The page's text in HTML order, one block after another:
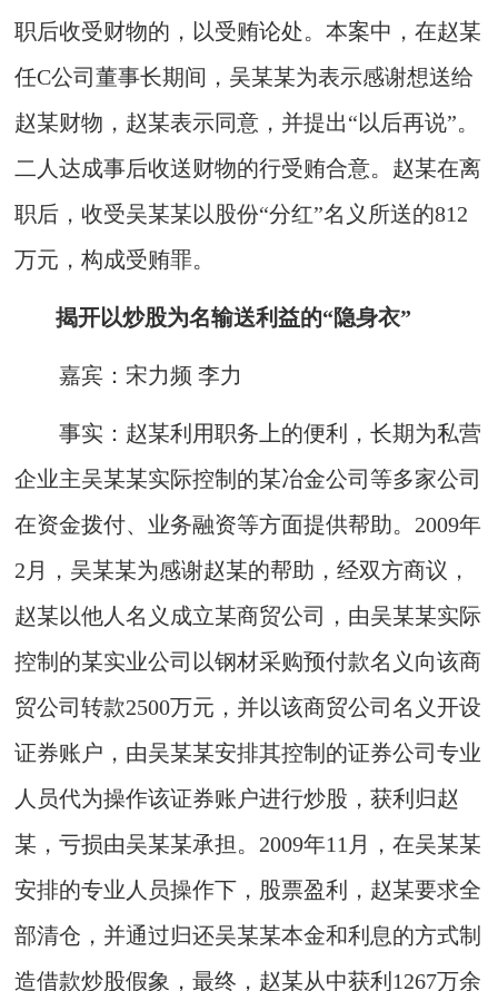
职后收受财物的，以受贿论处。本案中，在赵某
任C公司董事长期间，吴某某为表示感谢想送给
赵某财物，赵某表示同意，并提出“以后再说”。
二人达成事后收送财物的行受贿合意。赵某在离
职后，收受吴某某以股份“分红”名义所送的812
万元，构成受贿罪。
揭开以炒股为名输送利益的“隐身衣”
嘉宾：宋力频 李力
事实：赵某利用职务上的便利，长期为私营
企业主吴某某实际控制的某冶金公司等多家公司
在资金拨付、业务融资等方面提供帮助。2009年
2月，吴某某为感谢赵某的帮助，经双方商议，
赵某以他人名义成立某商贸公司，由吴某某实际
控制的某实业公司以钢材采购预付款名义向该商
贸公司转款2500万元，并以该商贸公司名义开设
证券账户，由吴某某安排其控制的证券公司专业
人员代为操作该证券账户进行炒股，获利归赵
某，亏损由吴某某承担。2009年11月，在吴某某
安排的专业人员操作下，股票盈利，赵某要求全
部清仓，并通过归还吴某某本金和利息的方式制
造借款炒股假象，最终，赵某从中获利1267万余